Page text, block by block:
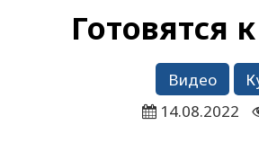
Готовятся
Видео
14.08.2022